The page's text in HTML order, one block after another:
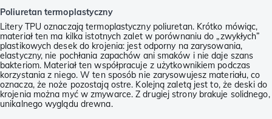
Poliuretan termoplastyczny
Litery TPU oznaczają termoplastyczny poliuretan. Krótko mówiąc,
materiał ten ma kilka istotnych zalet w porównaniu do „zwykłych”
plastikowych desek do krojenia: jest odporny na zarysowania,
elastyczny, nie pochłania zapachów ani smaków i nie daje szans
bakteriom. Materiał ten współpracuje z użytkownikiem podczas
korzystania z niego. W ten sposób nie zarysowujesz materiału, co
oznacza, że noże pozostają ostre. Kolejną zaletą jest to, że deski do
krojenia można myć w zmywarce. Z drugiej strony brakuje solidnego,
unikalnego wyglądu drewna.